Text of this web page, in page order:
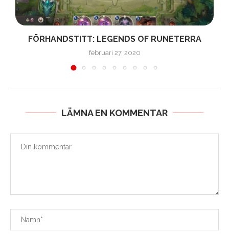
FÖRHANDSTITT: LEGENDS OF RUNETERRA
februari 27, 2020
LÄMNA EN KOMMENTAR